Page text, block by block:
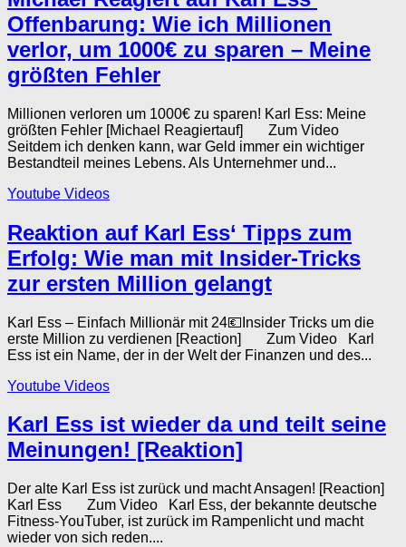
Offenbarung: Wie ich Millionen
verlor, um 1000€ zu sparen – Meine
größten Fehler
Millionen verloren um 1000€ zu sparen! Karl Ess: Meine
größten Fehler [Michael Reagiertauf] Zum Video
Seitdem ich denken kann, war Geld immer ein wichtiger
Bestandteil meines Lebens. Als Unternehmer und...
Youtube Videos
Reaktion auf Karl Ess‘ Tipps zum
Erfolg: Wie man mit Insider-Tricks
zur ersten Million gelangt
Karl Ess – Einfach Millionär mit 24💶Insider Tricks um die
erste Million zu verdienen [Reaction] Zum Video Karl
Ess ist ein Name, der in der Welt der Finanzen und des...
Youtube Videos
Karl Ess ist wieder da und teilt seine
Meinungen! [Reaktion]
Der alte Karl Ess ist zurück und macht Ansagen! [Reaction]
Karl Ess Zum Video Karl Ess, der bekannte deutsche
Fitness-YouTuber, ist zurück im Rampenlicht und macht
wieder von sich reden....